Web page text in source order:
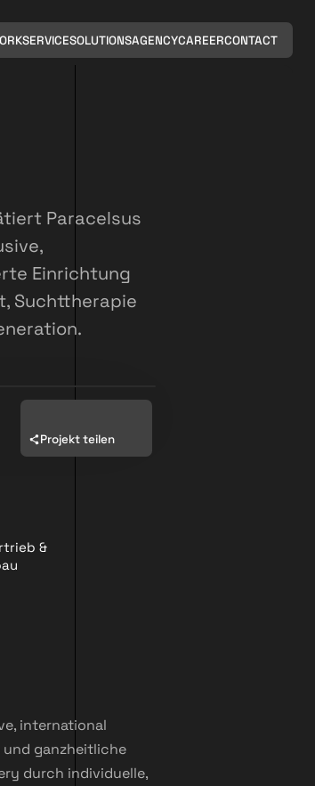
SERVICESOLUTIONSAGENCYCAREERCONTACT
Paracelsus
Einrichtung
Suchttherapie
Projekt teilen
&
international
ganzheitliche
durch individuelle,